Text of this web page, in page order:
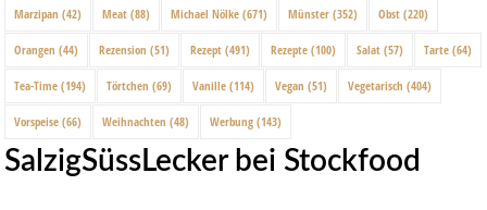
Marzipan (42) Meat (88) Michael Nölke (671) Münster (352) Obst (220)
Orangen (44) Rezension (51) Rezept (491) Rezepte (100) Salat (57) Tarte (64)
Tea-Time (194) Törtchen (69) Vanille (114) Vegan (51) Vegetarisch (404)
Vorspeise (66) Weihnachten (48) Werbung (143)
SalzigSüssLecker bei Stockfood